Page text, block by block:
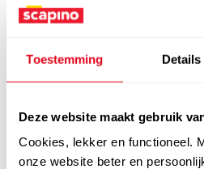
Toestemming Details
Deze website maakt gebruik
Cookies, lekker en functioneel.
onze website beter en